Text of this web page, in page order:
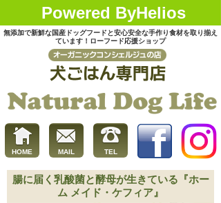
Powered ByHelios
無添加で新鮮な国産ドッグフードと安心安全な手作り食材を取り揃え
ています！ローフード応援ショップ
HOME MAIL TEL
腸に届く乳酸菌と酵母が生きている『ホー
ム メイド・ケフィア』